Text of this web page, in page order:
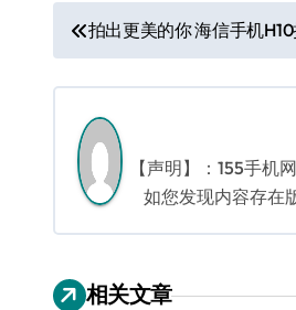
文
章
导
航
拍出更美的你 海信手机
【声明】：155手机
如您发现内容存在
相关文章